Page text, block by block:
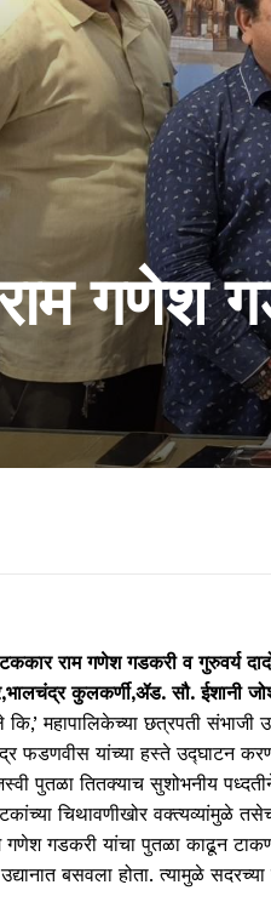
गणेश
राम गणेश गडकरी व गुरुवर्य
कुलकर्णी,ॲड. सौ. ईशानी
महापालिकेच्या छत्रपती संभाजी
फडणवीस यांच्या हस्ते उद्घाटन
पुतळा तितक्याच सुशोभनीय
चिथावणीखोर वक्त्यव्यांमुळे तसेच
गणेश गडकरी यांचा पुतळा काढून
बसवला होता. त्यामुळे